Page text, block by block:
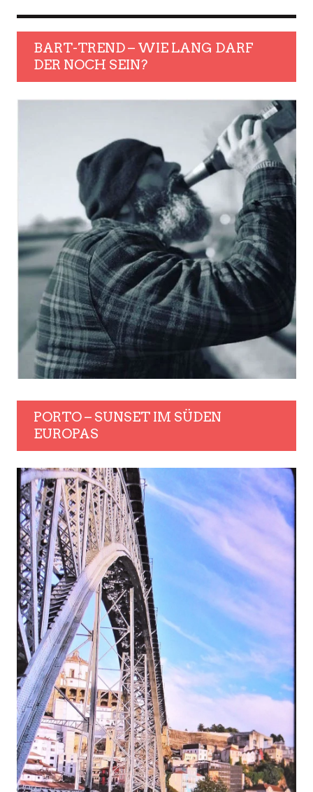
BART-TREND – WIE LANG DARF
DER NOCH SEIN?
PORTO – SUNSET IM SÜDEN
EUROPAS